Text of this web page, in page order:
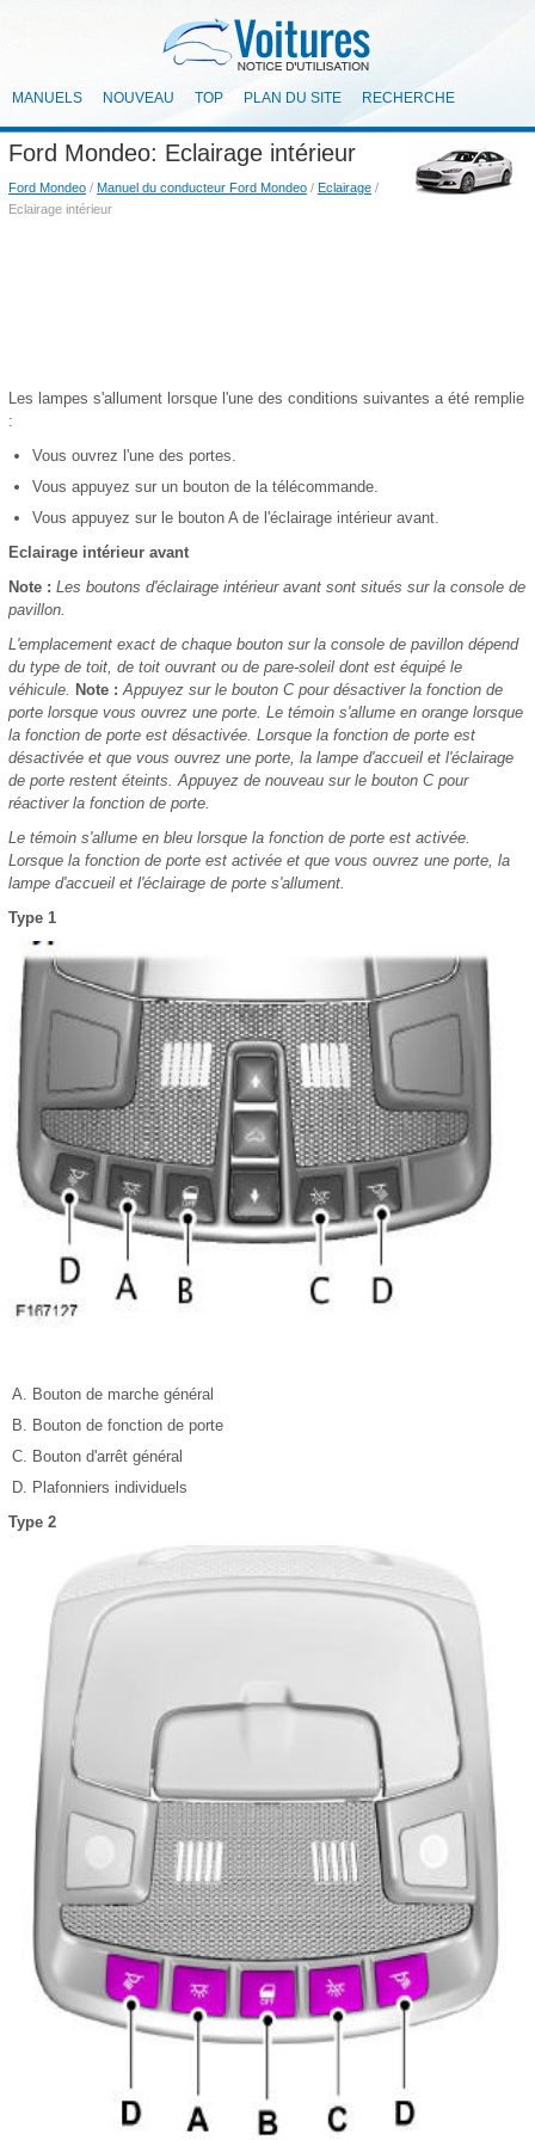
MANUELS NOUVEAU TOP PLAN DU SITE RECHERCHE
Ford Mondeo: Eclairage intérieur
Ford Mondeo / Manuel du conducteur Ford Mondeo / Eclairage /
Eclairage intérieur
Les lampes s'allument lorsque l'une des conditions suivantes a été remplie
:
Vous ouvrez l'une des portes.
Vous appuyez sur un bouton de la télécommande.
Vous appuyez sur le bouton A de l'éclairage intérieur avant.
Eclairage intérieur avant
Note : Les boutons d'éclairage intérieur avant sont situés sur la console de
pavillon.
L'emplacement exact de chaque bouton sur la console de pavillon dépend
du type de toit, de toit ouvrant ou de pare-soleil dont est équipé le
véhicule. Note :Appuyez sur le bouton C pour désactiver la fonction de
porte lorsque vous ouvrez une porte. Le témoin s'allume en orange lorsque
la fonction de porte est désactivée. Lorsque la fonction de porte est
désactivée et que vous ouvrez une porte, la lampe d'accueil et l'éclairage
de porte restent éteints. Appuyez de nouveau sur le bouton C pour
réactiver la fonction de porte.
Le témoin s'allume en bleu lorsque la fonction de porte est activée.
Lorsque la fonction de porte est activée et que vous ouvrez une porte, la
lampe d'accueil et l'éclairage de porte s'allument.
Type 1
Bouton de marche général
Bouton de fonction de porte
Bouton d'arrêt général
Plafonniers individuels
Type 2